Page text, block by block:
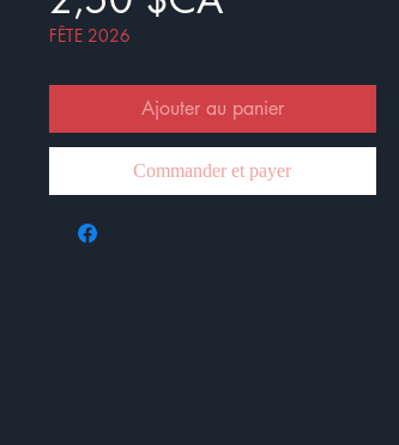
FÊTE 2026
Ajouter au panier
Commander et payer